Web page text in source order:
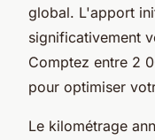
global. L'apport
significativement
Comptez entre 2
pour optimiser
Le kilométrage